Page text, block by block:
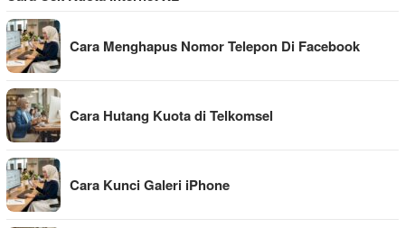
Cara Menghapus Nomor Telepon Di Facebook
Cara Hutang Kuota di Telkomsel
Cara Kunci Galeri iPhone